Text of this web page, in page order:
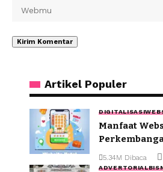
Artikel Populer
DIGITALISASI
Manfaat
5.34M Dibaca
ADVERTORIAL